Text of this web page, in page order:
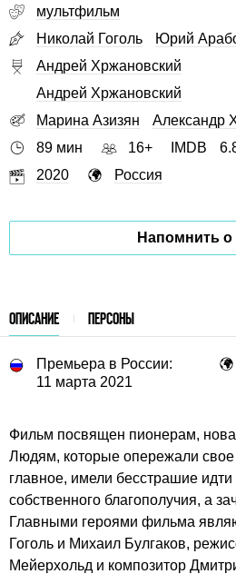
мультфильм
Николай Гоголь
Юрий
Андрей Хржановский
Андрей Хржановский
Марина Азизян
Александр
89 мин
16+ IMDB
2020
Россия
Напомнить о
ОПИСАНИЕ ПЕРСОНЫ
Премьера в России:
11 марта 2021
Фильм посвящен пионерам,
Людям, которые опережали
главное, имели бесстрашие
собственного благополучия, а
Главными героями фильма
Гоголь и Михаил Булгаков,
Мейерхольд и композитор